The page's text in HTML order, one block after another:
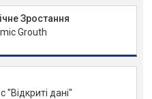
Зростання
Grouth
"Відкриті дані"